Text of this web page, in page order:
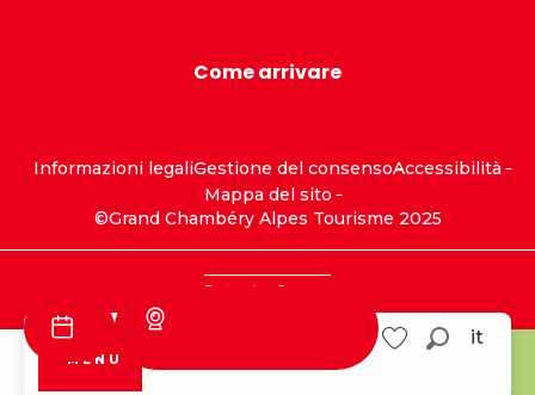
Visite
Savoie Grand Aillons
MENU
it
Come arrivare
Informazioni legaliGestione del consensoAccessibilità
Mappa del sito
©Grand Chambéry Alpes Tourisme 2025
Partenaires Sponsor